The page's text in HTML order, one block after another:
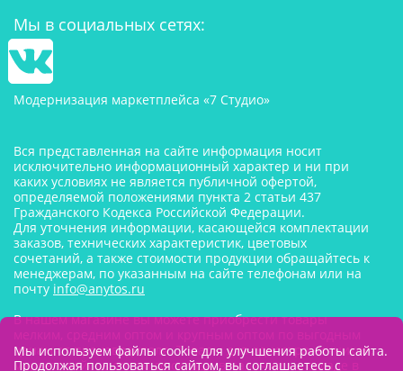
Мы в социальных сетях:
Модернизация маркетплейса «7 Студио»
Вся представленная на сайте информация носит
исключительно информационный характер и ни при
каких условиях не является публичной офертой,
определяемой положениями пункта 2 статьи 437
Гражданского Кодекса Российской Федерации.
Для уточнения информации, касающейся комплектации
заказов, технических характеристик, цветовых
сочетаний, а также стоимости продукции обращайтесь к
менеджерам, по указанным на сайте телефонам или на
почту info@anytos.ru
В нашем магазине вы можете приобрести товары
ценам от производителя. Товары для одностраничников,
маркетплейсов оптом со склада, в наличии на складе в
Мы используем файлы cookie для улучшения работы сайта.
Продолжая пользоваться сайтом, вы соглашаетесь с